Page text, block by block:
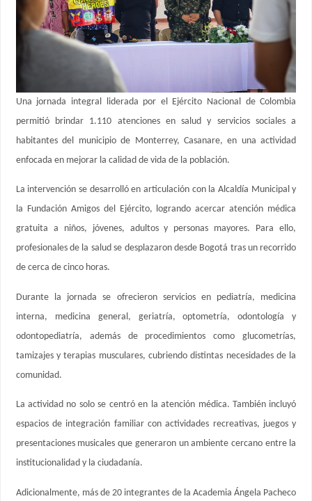
Una jornada integral liderada por el Ejército Nacional de Colombia
permitió brindar 1.110 atenciones en salud y servicios sociales a
habitantes del municipio de Monterrey, Casanare, en una actividad
enfocada en mejorar la calidad de vida de la población.
La intervención se desarrolló en articulación con la Alcaldía Municipal y
la Fundación Amigos del Ejército, logrando acercar atención médica
gratuita a niños, jóvenes, adultos y personas mayores. Para ello,
profesionales de la salud se desplazaron desde Bogotá tras un recorrido
de cerca de cinco horas.
Durante la jornada se ofrecieron servicios en pediatría, medicina
interna, medicina general, geriatría, optometría, odontología y
odontopediatría, además de procedimientos como glucometrías,
tamizajes y terapias musculares, cubriendo distintas necesidades de la
comunidad.
La actividad no solo se centró en la atención médica. También incluyó
espacios de integración familiar con actividades recreativas, juegos y
presentaciones musicales que generaron un ambiente cercano entre la
institucionalidad y la ciudadanía.
Adicionalmente, más de 20 integrantes de la Academia Ángela Pacheco